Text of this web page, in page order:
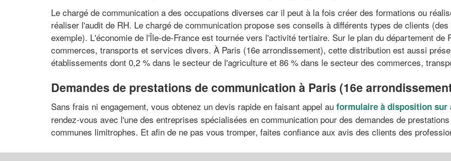
Le chargé de communication a des occupations diverses car il peut à la fois créer des formations ou
réaliser l'audit de RH. Le chargé de communication propose ses conseils à différents types de clients
exemple). L'économie de l'Île-de-France est tournée vers l'activité tertiaire. Sur le plan du département
commerces, transports et services divers. À Paris (16e arrondissement), cette distribution est aussi
établissements dont 0,2 % dans le secteur de l'agriculture et 86 % dans le secteur des commerces,
Demandes de prestations de communication à Paris (16e
Sans frais ni engagement, vous obtenez un devis rapide en faisant appel au formulaire à disposition sur
rendez-vous avec l'une des entreprises spécialisées en communication pour des demandes de
communes limitrophes. Et afin de ne pas vous tromper, faites confiance aux avis des clients des